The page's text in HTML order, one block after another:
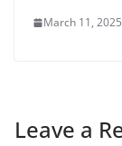
March 11, 2025
Leave a